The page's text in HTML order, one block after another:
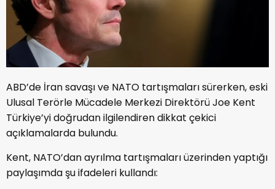
ABD’de İran savaşı ve NATO tartışmaları sürerken, eski
Ulusal Terörle Mücadele Merkezi Direktörü Joe Kent
Türkiye’yi doğrudan ilgilendiren dikkat çekici
açıklamalarda bulundu.
Kent, NATO’dan ayrılma tartışmaları üzerinden yaptığı
paylaşımda şu ifadeleri kullandı: